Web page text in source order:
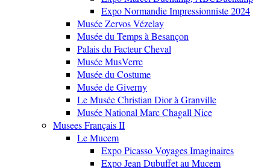
Expo Normandie Impressionniste 2024
Musée Zervos Vézelay
Musée du Temps à Besançon
Palais du Facteur Cheval
Musée MusVerre
Musée du Costume
Musée de Giverny
Le Musée Christian Dior à Granville
Musée National Marc Chagall Nice
Musees Français II
Le Mucem
Expo Picasso Voyages Imaginaires
Expo Jean Dubuffet au Mucem